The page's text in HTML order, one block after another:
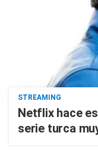
STREAMING
Netflix hace
serie turca